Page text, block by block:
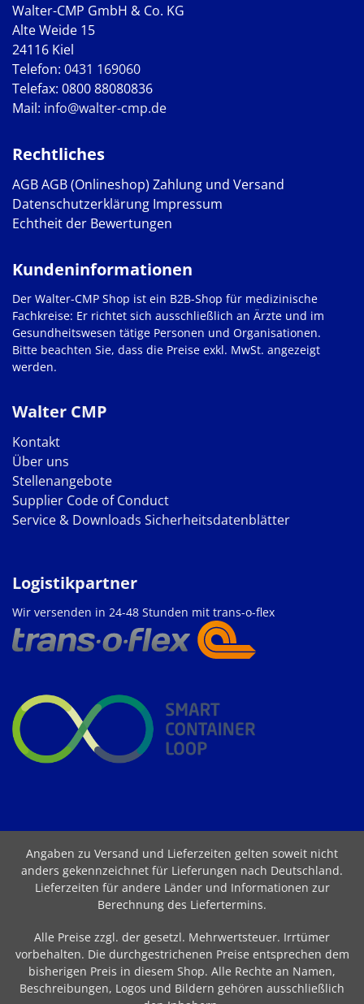
Walter-CMP GmbH & Co. KG
Alte Weide 15
24116 Kiel
Telefon: 0431 169060
Telefax: 0800 88080836
Mail: info@walter-cmp.de
Rechtliches
AGBAGB (Onlineshop) Zahlung und Versand
Datenschutzerklärung Impressum
Echtheit der Bewertungen
Walter CMP
Kontakt
Über uns
Stellenangebote
Supplier Code of Conduct
Service & Downloads Sicherheitsdatenblätter
Kundeninformationen
Der Walter-CMP Shop ist ein B2B-Shop für medizinische
Fachkreise: Er richtet sich ausschließlich an Ärzte und im
Gesundheitswesen tätige Personen und Organisationen.
Bitte beachten Sie, dass die Preise exkl. MwSt. angezeigt
werden.
Logistikpartner
Wir versenden in 24-48 Stunden mit trans-o-flex
Angaben zu Versand und Lieferzeiten gelten soweit nicht
anders gekennzeichnet für Lieferungen nach Deutschland.
Lieferzeiten für andere Länder und Informationen zur
Berechnung des Liefertermins.
Alle Preise zzgl. der gesetzl. Mehrwertsteuer. Irrtümer
vorbehalten. Die durchgestrichenen Preise entsprechen dem
bisherigen Preis in diesem Shop. Alle Rechte an Namen,
Beschreibungen, Logos und Bildern gehören ausschließlich